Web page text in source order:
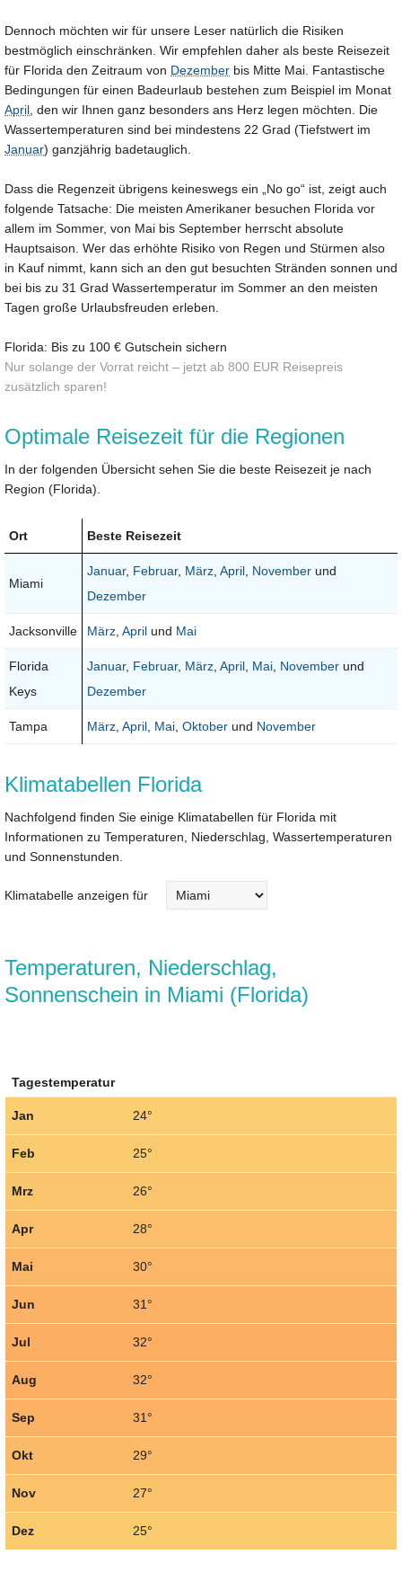
Dennoch möchten wir für unsere Leser natürlich die Risiken
bestmöglich einschränken. Wir empfehlen daher als beste Reisezeit
für Florida den Zeitraum von Dezember bis Mitte Mai. Fantastische
Bedingungen für einen Badeurlaub bestehen zum Beispiel im Monat
April, den wir Ihnen ganz besonders ans Herz legen möchten. Die
Wassertemperaturen sind bei mindestens 22 Grad (Tiefstwert im
Januar) ganzjährig badetauglich.
Dass die Regenzeit übrigens keineswegs ein „No go“ ist, zeigt auch
folgende Tatsache: Die meisten Amerikaner besuchen Florida vor
allem im Sommer, von Mai bis September herrscht absolute
Hauptsaison. Wer das erhöhte Risiko von Regen und Stürmen also
in Kauf nimmt, kann sich an den gut besuchten Stränden sonnen und
bei bis zu 31 Grad Wassertemperatur im Sommer an den meisten
Tagen große Urlaubsfreuden erleben.
Florida: Bis zu 100 € Gutschein sichern
Nur solange der Vorrat reicht – jetzt ab 800 EUR Reisepreis
zusätzlich sparen!
Optimale Reisezeit für die Regionen
In der folgenden Übersicht sehen Sie die beste Reisezeit je nach
Region (Florida).
Ort Beste Reisezeit
Miami
Januar, Februar, März, April, November und
Dezember
Jacksonville März, April und Mai
Florida
Keys
Januar, Februar, März, April, Mai, November und
Dezember
Tampa März, April, Mai, Oktober und November
Klimatabellen Florida
Nachfolgend finden Sie einige Klimatabellen für Florida mit
Informationen zu Temperaturen, Niederschlag, Wassertemperaturen
und Sonnenstunden.
Klimatabelle anzeigen für
Temperaturen, Niederschlag,
Sonnenschein in Miami (Florida)
Tagestemperatur
Jan 24°
Feb 25°
Mrz 26°
Apr 28°
Mai 30°
Jun 31°
Jul 32°
Aug 32°
Sep 31°
Okt 29°
Nov 27°
Dez 25°